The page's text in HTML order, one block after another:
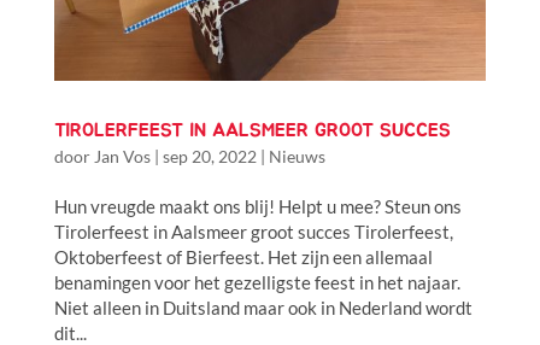
TIROLERFEEST IN AALSMEER GROOT SUCCES
door Jan Vos| sep 20, 2022 | Nieuws
Hun vreugde maakt ons blij! Helpt u mee? Steun ons
Tirolerfeest in Aalsmeer groot succes Tirolerfeest,
Oktoberfeest of Bierfeest. Het zijn een allemaal
benamingen voor het gezelligste feest in het najaar.
Niet alleen in Duitsland maar ook in Nederland wordt
dit...